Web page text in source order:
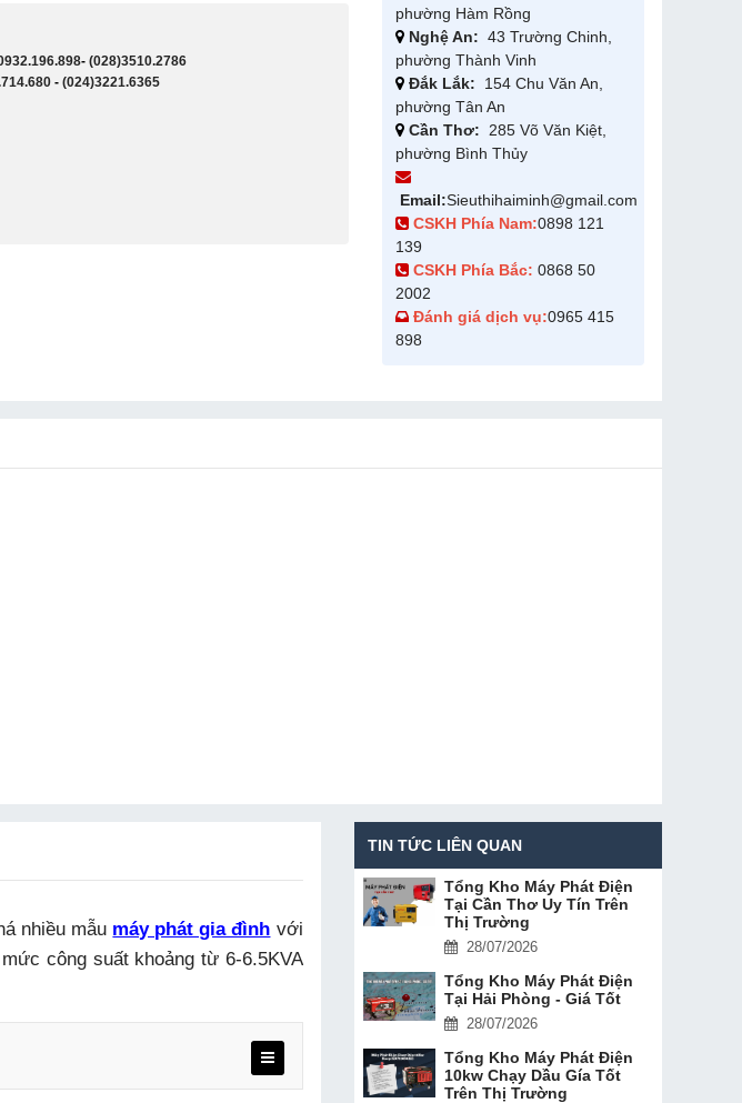
-(028)3510.2786
-(024)3221.6365
phường Hàm Rồng
Nghệ An: 43 Trường Chinh,
phường Thành Vinh
Đắk Lắk: 154 Chu Văn An,
phường Tân An
Cần Thơ: 285 Võ Văn Kiệt,
phường Bình Thủy
Email:Sieuthihaiminh@gmail.com
CSKH Phía Nam:0898 121
139
CSKH Phía Bắc: 0868 50
2002
Đánh giá dịch vụ:0965 415
898
nhiều mẫu máy phát gia đình với
công suất khoảng từ 6-6.5KVA
TIN TỨC LIÊN QUAN
Tổng Kho Máy Phát Điện
Tại Cần Thơ Uy Tín Trên
Thị Trường
28/07/2026
Tổng Kho Máy Phát Điện
Tại Hải Phòng - Giá Tốt
28/07/2026
Tổng Kho Máy Phát Điện
10kw Chạy Dầu Gía Tốt
Trên Thị Trường